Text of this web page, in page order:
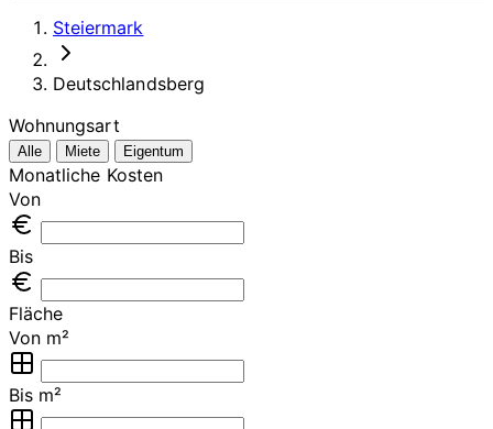
Steiermark
Deutschlandsberg
Wohnungsart
Alle Miete Eigentum
Monatliche Kosten
Von
Bis
Fläche
Von m²
Bis m²